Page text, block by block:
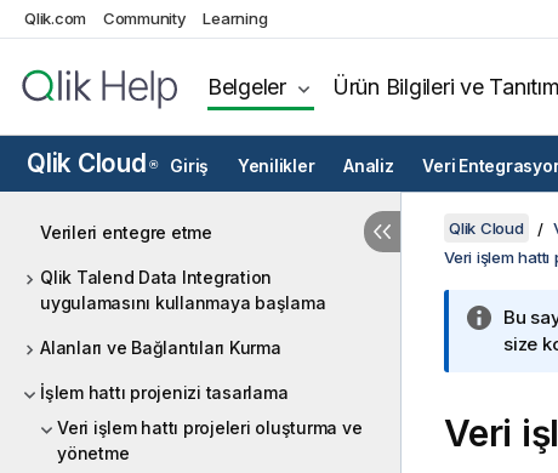
Qlik.com Community Learning
Belgeler Ürün Bilgileri ve Tanıtım
Qlik Cloud ® Giriş Yenilikler Analiz Veri
Verileri entegre etme
Qlik Talend Data Integration
uygulamasını kullanmaya başlama
Alanları ve Bağlantıları Kurma
İşlem hattı projenizi tasarlama
Veri işlem hattı projeleri oluşturma ve
yönetme
Qlik Cloud
Veri işlem
Bu
size
Veri